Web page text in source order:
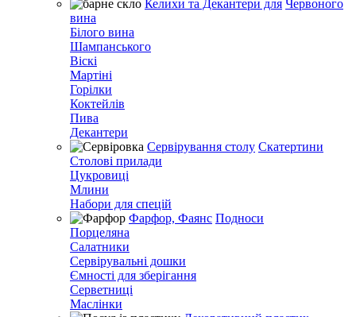
Келихи та Декантери для Червоного
вина
Білого вина
Шампанського
Віскі
Мартіні
Горілки
Коктейлів
Пива
Декантери
Сервірування столу Скатертини
Столові прилади
Цукровиці
Млини
Набори для спецій
Фарфор, Фаянс Подноси
Порцеляна
Салатники
Сервірувальні дошки
Ємності для зберігання
Серветниці
Маслінки